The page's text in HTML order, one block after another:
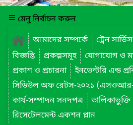
মেনু নির্বাচন করুন
আমাদের সম্পর্কে
ট্রেন সার্ভিস
বিজ্ঞপ্তি
প্রকল্পসমূহ যোগাযোগ ও
প্রকাশ ও প্রচারনা
ইনভেন্টরি এন্ড
সিডিউল অফ রেটস-২০২১
কার্য-সম্পাদন সনদপত্র
তালিকাভুক্তি
রিসেটেলমেন্ট একশন প্লান